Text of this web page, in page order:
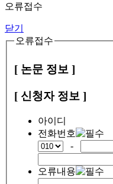
오류접수
닫기
오류접수
[ 논문 정보 ]
[ 신청자 정보 ]
아이디
전화번호
-
오류내용